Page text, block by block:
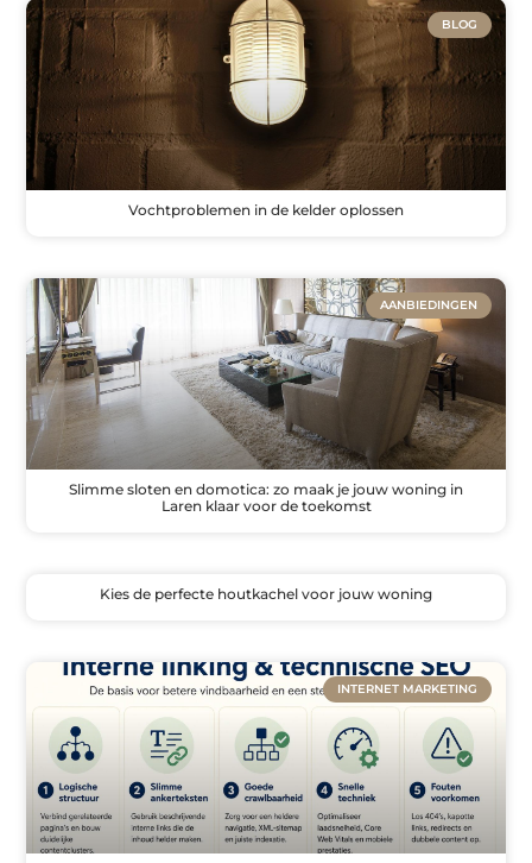
BLOG
Vochtproblemen in de kelder oplossen
AANBIEDINGEN
Slimme sloten en domotica: zo maak je jouw woning in
Laren klaar voor de toekomst
Kies de perfecte houtkachel voor jouw woning
INTERNET MARKETING